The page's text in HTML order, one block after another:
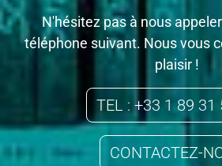
N'hésitez pas à nous
téléphone suivant. Nous vous
plaisir !
TEL : +33 1 89 31
CONTACTEZ-